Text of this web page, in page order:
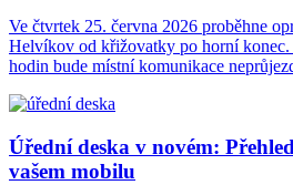
Ve čtvrtek 25. června 2026 proběhne
Helvíkov od křižovatky po horní konec.
hodin bude místní komunikace
Úřední deska v novém:
vašem mobilu